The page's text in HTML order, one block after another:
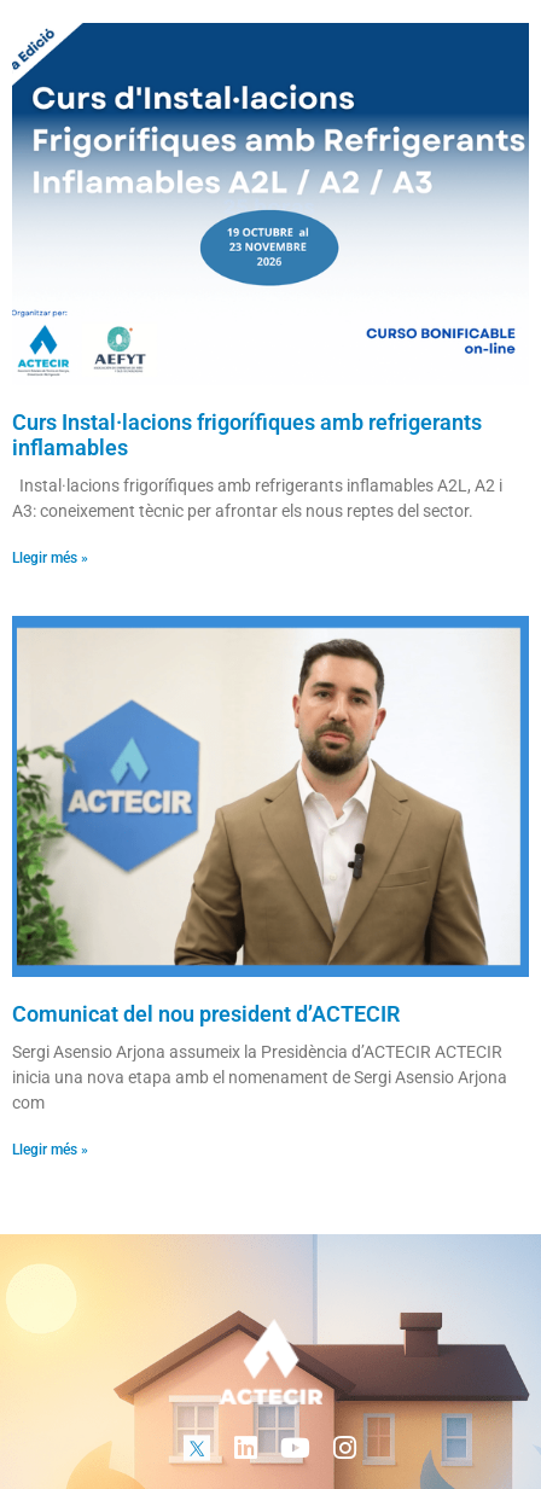
Curs Instal·lacions frigorífiques amb refrigerants
inflamables
Instal·lacions frigorífiques amb refrigerants inflamables A2L, A2 i
A3: coneixement tècnic per afrontar els nous reptes del sector.
Llegir més »
Comunicat del nou president d’ACTECIR
Sergi Asensio Arjona assumeix la Presidència d’ACTECIR ACTECIR
inicia una nova etapa amb el nomenament de Sergi Asensio Arjona
com
Llegir més »